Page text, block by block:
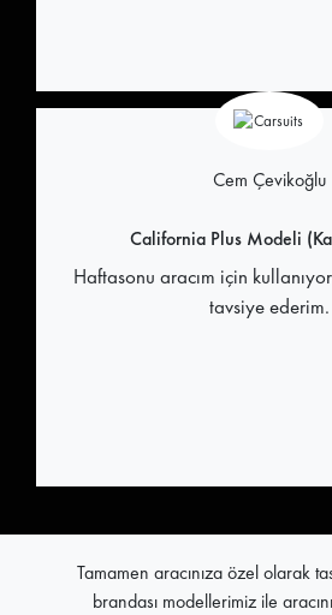
Cem Çevikoğlu
California Plus Modeli
Haftasonu aracım için
tavsiye ederim.
Tamamen aracınıza özel olarak
brandası modellerimiz ile aracınızı en iyi şekilde